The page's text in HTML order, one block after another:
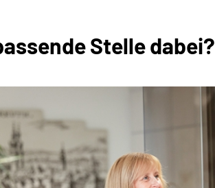
Stelle dabei?